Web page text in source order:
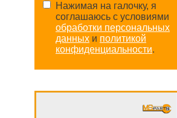
Нажимая на галочку, я
соглашаюсь с условиями
обработки персональных
данных и политикой
конфиденциальности.